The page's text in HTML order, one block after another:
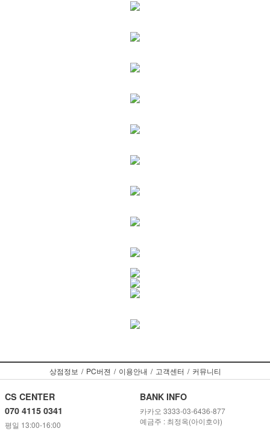
상점정보 / PC버젼 / 이용안내 / 고객센터 / 커뮤니티
CS CENTER
070 4115 0341
평일 13:00-16:00
BANK INFO
카카오 3333-03-6436-877
예금주 : 최정옥(아이호야)